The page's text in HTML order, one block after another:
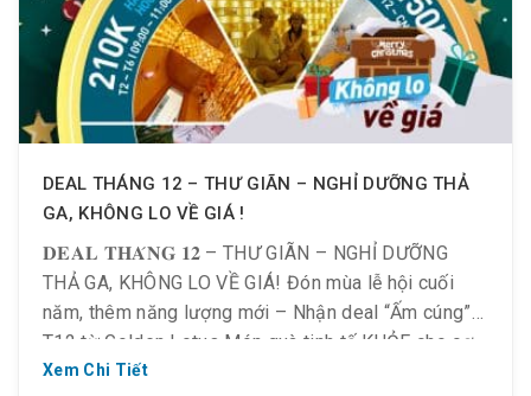
DEAL THÁNG 12 – THƯ GIÃN – NGHỈ DƯỠNG THẢ
GA, KHÔNG LO VỀ GIÁ !
𝐃𝐄𝐀𝐋 𝐓𝐇𝐀́𝐍𝐆 𝟏𝟐 – THƯ GIÃN – NGHỈ DƯỠNG
THẢ GA, KHÔNG LO VỀ GIÁ! Đón mùa lễ hội cuối
năm, thêm năng lượng mới – Nhận deal “Ấm cúng”
T12 từ Golden Lotus Món quà tinh tế KHỎE cho cơ
thể – THƯ GIÃN tâm trí và nhẹ chiếc ví: 𝐊𝐡𝐮 𝐧𝐠𝐡𝐢̉
Xem Chi Tiết